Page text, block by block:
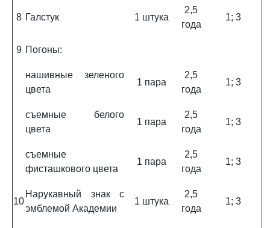
8 Галстук 1 штука
2,5
года
1; 3
9 Погоны:
нашивные зеленого
цвета
1 пара
2,5
года
1; 3
съемные белого
цвета
1 пара
2,5
года
1; 3
съемные
фисташкового цвета
1 пара
2,5
года
1; 3
10
Нарукавный знак с
эмблемой Академии
1 штука
2,5
года
1; 3